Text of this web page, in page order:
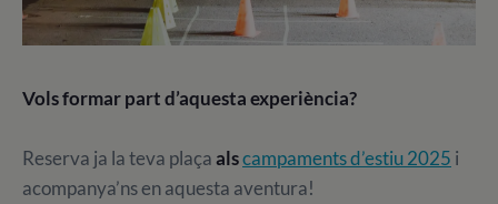
Vols formar part d’aquesta experiència?
Reserva ja la teva plaçaalscampaments d’estiu 2025 i
acompanya’ns en aquesta aventura!